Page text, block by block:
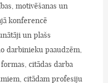
motivēšanas un
konferencē
un plašs
darbinieku paaudzēm,
citādas darba
citādam profesiju